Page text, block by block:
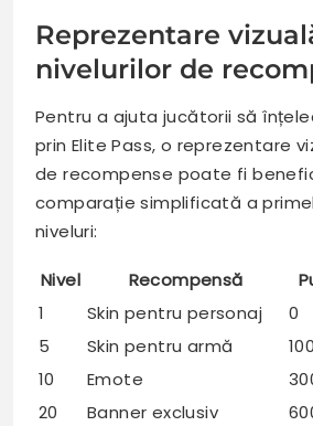
Reprezentare
nivelurilor de
Pentru a ajuta jucătorii să
prin Elite Pass, o reprezentare
de recompense poate fi
comparație simplificată a
niveluri:
Nivel Recompensă
1
Skin pentru personaj
0
5
Skin pentru armă
100
10
Emote
20
Banner exclusiv